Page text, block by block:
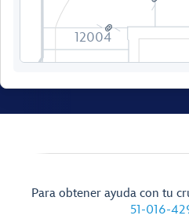
12004
12014
Para obtener ayuda con tu
51-016-